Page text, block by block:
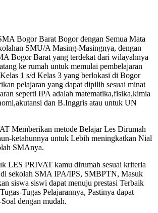
Bogor Barat Bogor dengan Semua Mata
SMU/A Masing-Masingnya, dengan
Bogor Barat yang terdekat dari wilayahnya
ke rumah untuk memulai pembelajaran
1 s/d Kelas 3 yang berlokasi di Bogor
pelajaran yang dapat dipilih sesuai minat
seperti IPA adalah matematika,fisika,kimia
dan B.Inggris atau untuk UN
Memberikan metode Belajar Les Dirumah
ketahunnya untuk Lebih meningkatkan Nial
SMAnya.
LES PRIVAT kamu dirumah sesuai kriteria
sekolah SMA IPA/IPS, SMBPTN, Masuk
siswa siswi dapat menuju prestasi Terbaik
Tugas Pelajarannya, Pastinya dapat
dengan mudah.